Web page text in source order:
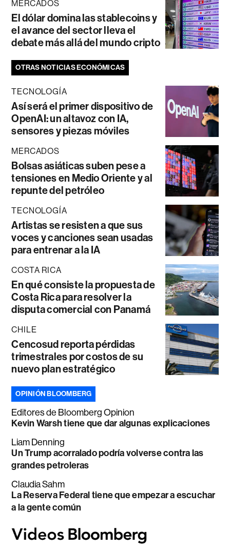
MERCADOS
El dólar domina las stablecoins y
el avance del sector lleva el
debate más allá del mundo cripto
OTRAS NOTICIAS ECONÓMICAS
TECNOLOGÍA
Así será el primer dispositivo de
OpenAI: un altavoz con IA,
sensores y piezas móviles
MERCADOS
Bolsas asiáticas suben pese a
tensiones en Medio Oriente y al
repunte del petróleo
TECNOLOGÍA
Artistas se resisten a que sus
voces y canciones sean usadas
para entrenar a la IA
COSTA RICA
En qué consiste la propuesta de
Costa Rica para resolver la
disputa comercial con Panamá
CHILE
Cencosud reporta pérdidas
trimestrales por costos de su
nuevo plan estratégico
OPINIÓN BLOOMBERG
Editores de Bloomberg Opinion
Kevin Warsh tiene que dar algunas explicaciones
Liam Denning
Un Trump acorralado podría volverse contra las
grandes petroleras
Claudia Sahm
La Reserva Federal tiene que empezar a escuchar
a la gente común